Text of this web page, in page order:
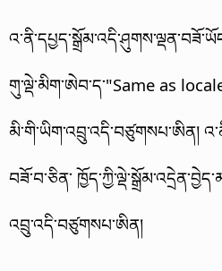
གུ་ལྡེ་མིག་ཨེབ་ད་"Same as
མི་གི་ཡིག་འབྲུ་འདི་བཙུགསཔ་ཨིན།
བཟོ་བ་ཅིན་
འབྲུ་འདི་བཙུགསཔ་ཨིན།